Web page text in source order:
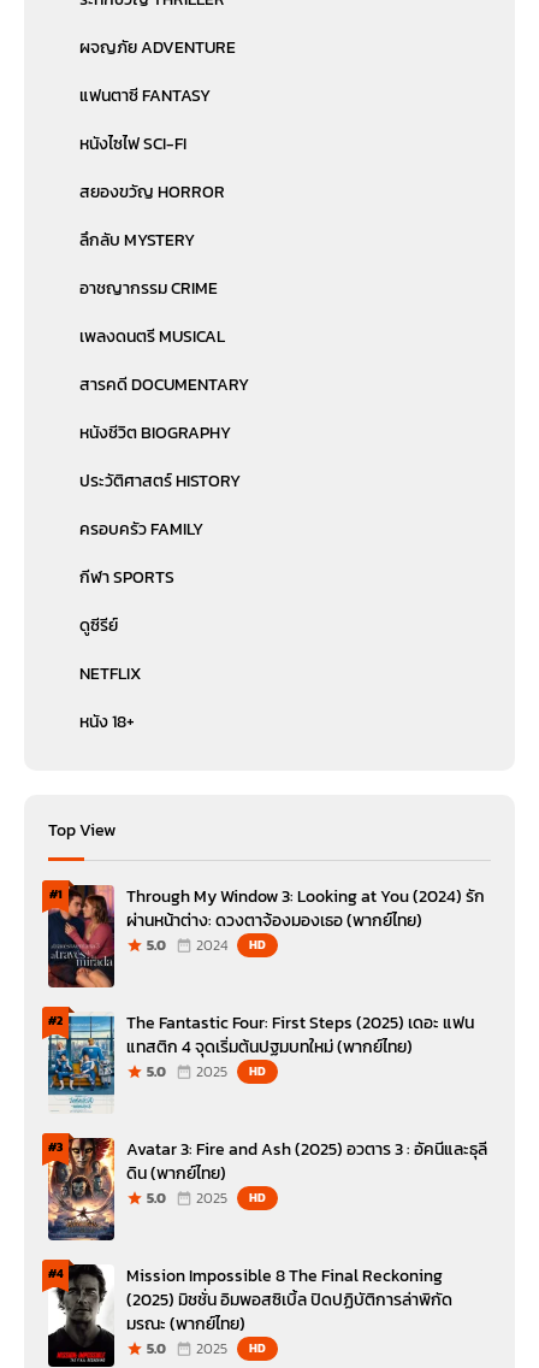
ผจญภัย ADVENTURE
แฟนตาซี FANTASY
หนังไซไฟ SCI-FI
สยองขวัญ HORROR
ลึกลับ MYSTERY
อาชญากรรม CRIME
เพลงดนตรี MUSICAL
สารคดี DOCUMENTARY
หนังชีวิต BIOGRAPHY
ประวัติศาสตร์ HISTORY
ครอบครัว FAMILY
กีฬา SPORTS
ดูซีรีย์
NETFLIX
หนัง 18+
Top View
#1
Through My Window 3: Looking at You (2024) รัก
ผ่านหน้าต่าง: ดวงตาจ้องมองเธอ (พากย์ไทย)
5.0 2024 HD
#2
The Fantastic Four: First Steps (2025) เดอะ แฟน
แทสติก 4 จุดเริ่มต้นปฐมบทใหม่ (พากย์ไทย)
5.0 2025 HD
#3
Avatar 3: Fire and Ash (2025) อวตาร 3 : อัคนีและธุลี
ดิน (พากย์ไทย)
5.0 2025 HD
#4
Mission Impossible 8 The Final Reckoning
(2025) มิชชั่น อิมพอสซิเบิ้ล ปิดปฏิบัติการล่าพิกัด
มรณะ (พากย์ไทย)
5.0 2025 HD